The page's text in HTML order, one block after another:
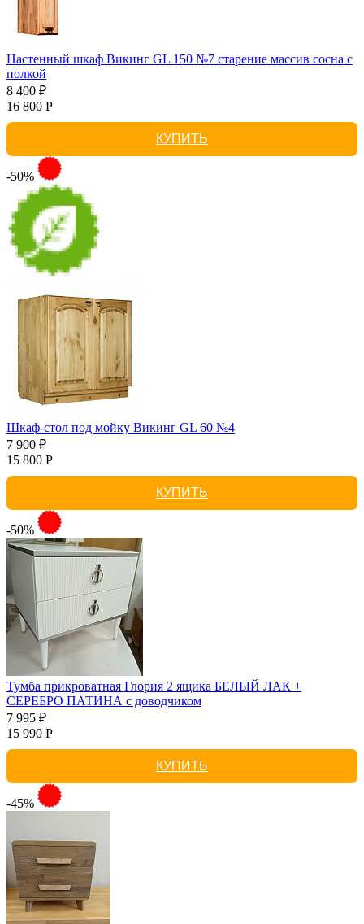
Настенный шкаф Викинг GL 150 №7 старение массив сосна с
полкой
8 400 ₽
16 800 Р
КУПИТЬ
-50%
Шкаф-стол под мойку Викинг GL 60 №4
7 900 ₽
15 800 Р
КУПИТЬ
-50%
Тумба прикроватная Глория 2 ящика БЕЛЫЙ ЛАК +
СЕРЕБРО ПАТИНА с доводчиком
7 995 ₽
15 990 Р
КУПИТЬ
-45%